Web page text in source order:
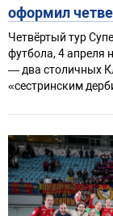
оформил
Четвёртый тур
футбола, 4 апреля
— два столичных
«сестринским